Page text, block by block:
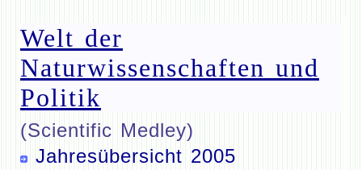
Welt der
Naturwissenschaften und
Politik
(Scientific Medley)
Jahresübersicht 2005